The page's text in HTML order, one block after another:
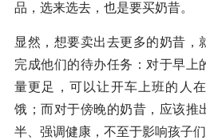
品，选来选去，也是要买奶昔。
显然，想要卖出去更多的奶昔，
完成他们的待办任务：对于早上
量更足，可以让开车上班的人
饿；而对于傍晚的奶昔，应该推
半、强调健康，不至于影响孩子们